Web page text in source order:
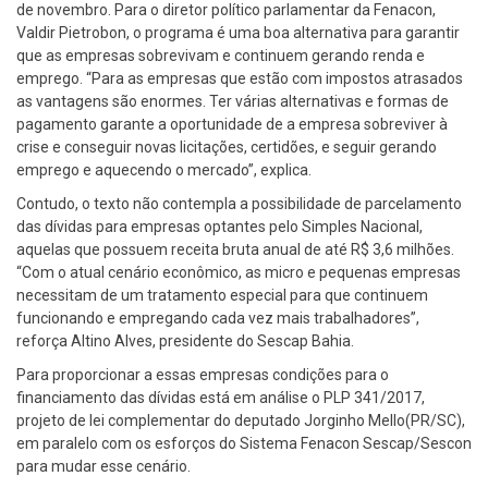
de novembro. Para o diretor político parlamentar da Fenacon,
Valdir Pietrobon, o programa é uma boa alternativa para garantir
que as empresas sobrevivam e continuem gerando renda e
emprego. “Para as empresas que estão com impostos atrasados
as vantagens são enormes. Ter várias alternativas e formas de
pagamento garante a oportunidade de a empresa sobreviver à
crise e conseguir novas licitações, certidões, e seguir gerando
emprego e aquecendo o mercado”, explica.
Contudo, o texto não contempla a possibilidade de parcelamento
das dívidas para empresas optantes pelo Simples Nacional,
aquelas que possuem receita bruta anual de até R$ 3,6 milhões.
“Com o atual cenário econômico, as micro e pequenas empresas
necessitam de um tratamento especial para que continuem
funcionando e empregando cada vez mais trabalhadores”,
reforça Altino Alves, presidente do Sescap Bahia.
Para proporcionar a essas empresas condições para o
financiamento das dívidas está em análise o PLP 341/2017,
projeto de lei complementar do deputado Jorginho Mello(PR/SC),
em paralelo com os esforços do Sistema Fenacon Sescap/Sescon
para mudar esse cenário.